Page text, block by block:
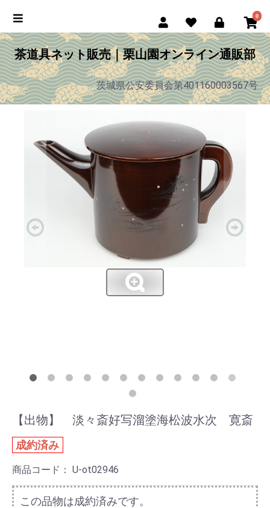
0
茶道具ネット販売｜栗山園オンライン通販部
茨城県公安委員会第401160003567号
【出物】 淡々斎好写溜塗海松波水次 寛斎
成約済み
商品コード： U-ot02946
この品物は成約済みです。